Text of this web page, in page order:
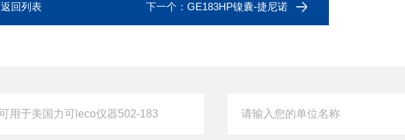
返回列表 下一个： GE183HP镍囊-捷尼诺